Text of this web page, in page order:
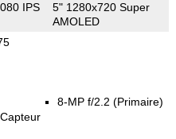
IPS
5" 1280x720 Super
AMOLED
8-MP f/2.2 (Primaire)